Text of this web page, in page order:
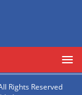
Rights Reserved